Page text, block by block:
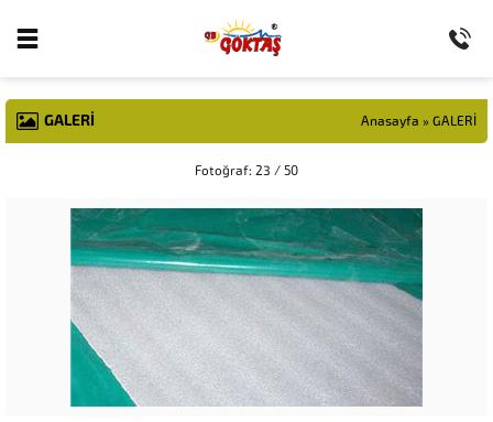
GALERİ Anasayfa » GALERİ
Fotoğraf: 23 / 50